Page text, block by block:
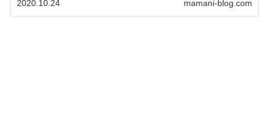
性消(危険物の性質と消火方法)の３つに分かれま
mamani-blog.com
2020.10.24